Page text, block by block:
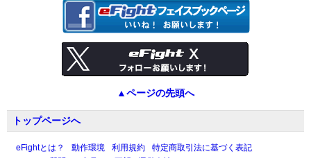
▲ページの先頭へ
トップページへ
eFightとは？ 動作環境 利用規約
特定商取引法に基づく表記